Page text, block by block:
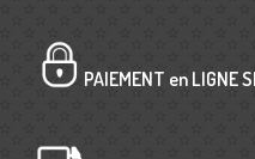
PAIEMENT en LIGNE